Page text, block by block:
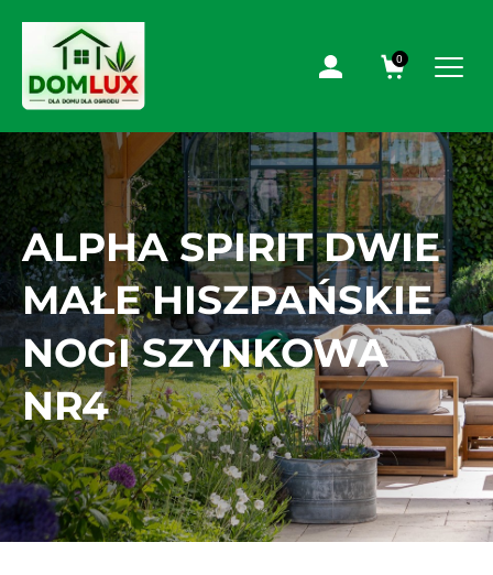
0
ALPHA SPIRIT DWIE
MAŁE HISZPAŃSKIE
NOGI SZYNKOWA
NR4